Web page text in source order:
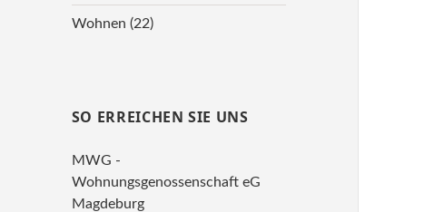
Wohnen (22)
SO ERREICHEN SIE UNS
MWG -
Wohnungsgenossenschaft eG
Magdeburg